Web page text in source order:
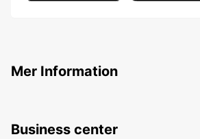
Mer Information
Business center